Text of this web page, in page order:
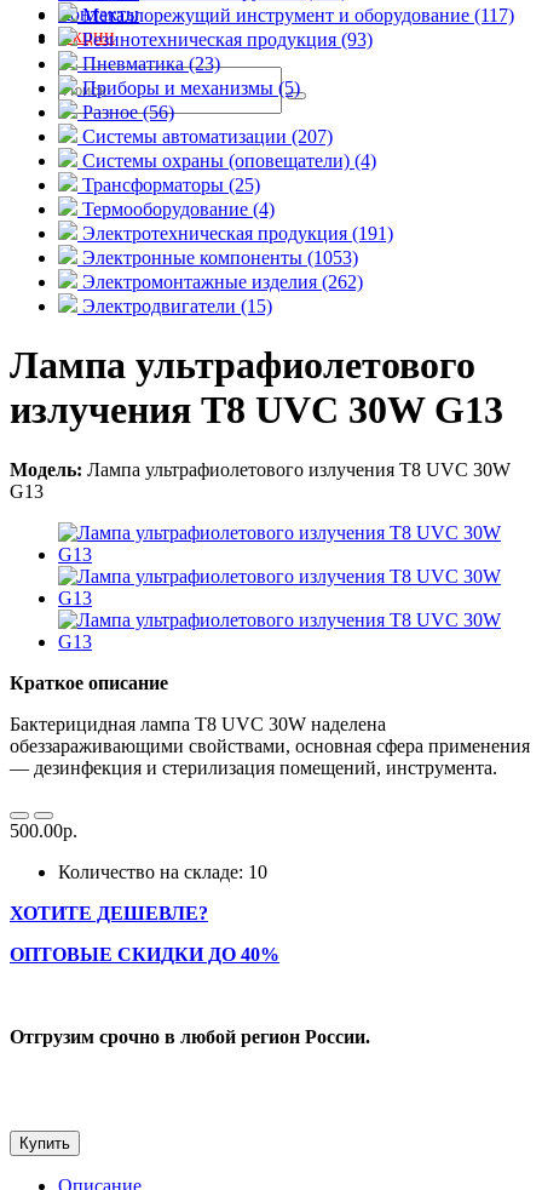
Контакты
Акции
Металлорежущий инструмент и оборудование (117)
Резинотехническая продукция (93)
Пневматика (23)
Приборы и механизмы (5)
Разное (56)
Системы автоматизации (207)
Системы охраны (оповещатели) (4)
Трансформаторы (25)
Термооборудование (4)
Электротехническая продукция (191)
Электронные компоненты (1053)
Электромонтажные изделия (262)
Электродвигатели (15)
Лампа ультрафиолетового
излучения T8 UVC 30W G13
Модель: Лампа ультрафиолетового излучения T8 UVC 30W
G13
Краткое описание
Бактерицидная лампа T8 UVC 30W наделена
обеззараживающими свойствами, основная сфера применения
— дезинфекция и стерилизация помещений, инструмента.
500.00р.
Количество на складе: 10
ХОТИТЕ ДЕШЕВЛЕ?
ОПТОВЫЕ СКИДКИ ДО 40%
Отгрузим срочно в любой регион России.
Купить
Описание